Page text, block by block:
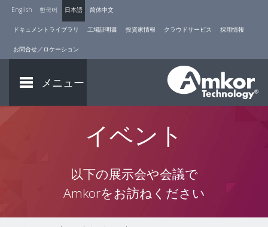
English 한국어 日本語 简体中文
ドキュメントライブラリ 工場証明書 投資家情報 クラウドサービス 採用情報
お問合せ／ロケーション
メニュー
イベント
以下の展示会や会議で
Amkorをお訪ねください